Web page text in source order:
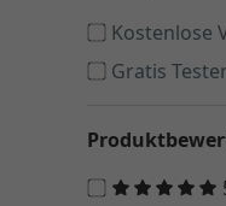
Kostenlose
Gratis